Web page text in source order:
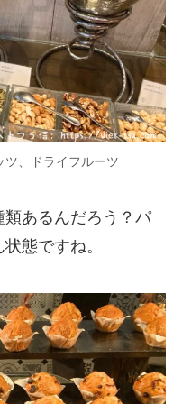
ツ、ドライフルーツ
あるんだろう？パ
態ですね。